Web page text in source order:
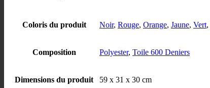
Coloris du produit Noir, Rouge, Orange, Jaune, Vert,
Composition Polyester, Toile 600 Deniers
Dimensions du produit 59 x 31 x 30 cm